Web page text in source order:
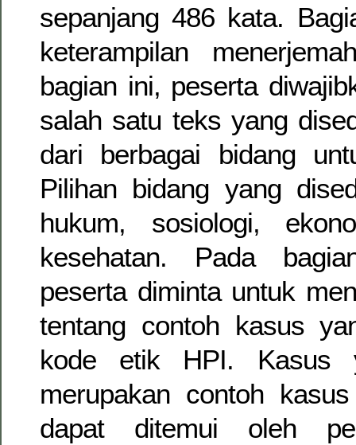
sepanjang 486 kata.
keterampilan
bagian ini, peserta
salah satu teks yang
dari berbagai bidang
Pilihan bidang yang
hukum, sosiologi,
kesehatan. Pada
peserta diminta untuk
tentang contoh kasus
kode etik HPI. Kasus
merupakan contoh
dapat ditemui oleh